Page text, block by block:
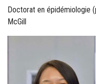
Doctorat en épidémiologie
McGill